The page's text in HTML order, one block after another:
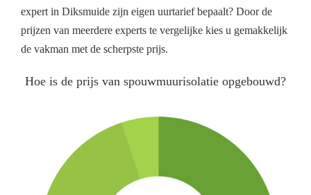
expert in Diksmuide zijn eigen uurtarief bepaalt? Door de
prijzen van meerdere experts te vergelijke kies u gemakkelijk
de vakman met de scherpste prijs.
Hoe is de prijs van spouwmuurisolatie opgebouwd?